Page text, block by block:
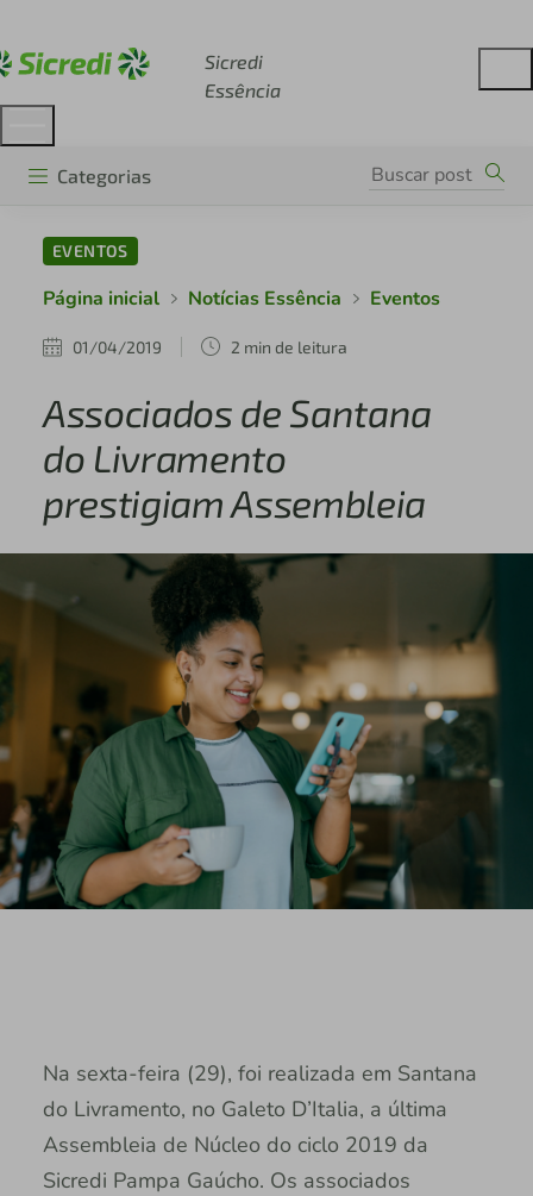
Sicredi
Essência
Categorias
EVENTOS
Página inicial Notícias Essência Eventos
01/04/2019 2 min de leitura
Associados de Santana
do Livramento
prestigiam Assembleia
Na sexta-feira (29), foi realizada em Santana
do Livramento, no Galeto D’Italia, a última
Assembleia de Núcleo do ciclo 2019 da
Sicredi Pampa Gaúcho. Os associados